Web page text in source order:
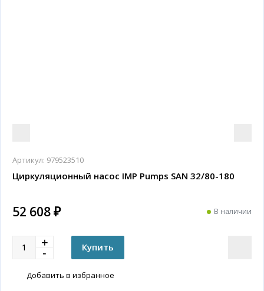
Артикул: 979523510
Циркуляционный насос IMP Pumps SAN 32/80-180
52 608 ₽ В наличии
Добавить в избранное